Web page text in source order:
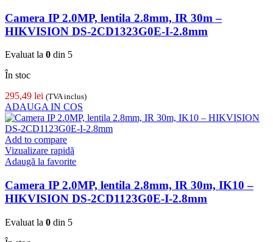
Camera IP 2.0MP, lentila 2.8mm, IR 30m –
HIKVISION DS-2CD1323G0E-I-2.8mm
Evaluat la 0 din 5
În stoc
295,49 lei (TVA inclus)
ADAUGA IN COS
Add to compare
Vizualizare rapidă
Adaugă la favorite
Camera IP 2.0MP, lentila 2.8mm, IR 30m, IK10 –
HIKVISION DS-2CD1123G0E-I-2.8mm
Evaluat la 0 din 5